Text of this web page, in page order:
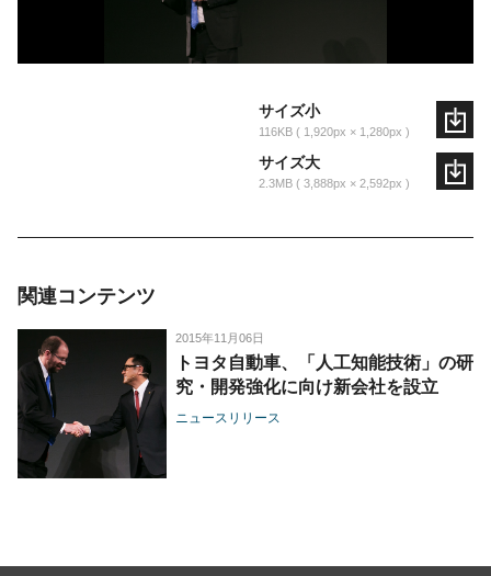
サイズ小
116KB 1,920px × 1,280px
サイズ大
2.3MB 3,888px × 2,592px
関連コンテンツ
2015年11月06日
トヨタ自動車、「人工知能技術」の研
究・開発強化に向け新会社を設立
ニュースリリース